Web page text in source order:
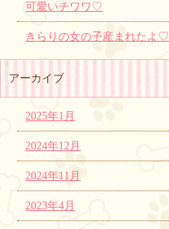
可愛いチワワ♡
きらりの女の子産まれたよ♡
アーカイブ
2025年1月
2024年12月
2024年11月
2023年4月